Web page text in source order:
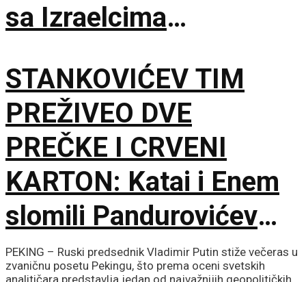
sa Izraelcima
STANKOVIĆEV TIM
PREŽIVEO DVE
PREČKE I CRVENI
KARTON: Katai i Enem
slomili Pandurovićev
bedem, Pazarci
PEKING – Ruski predsednik Vladimir Putin stiže večeras u
zvaničnu posetu Pekingu, što prema oceni svetskih
analitičara predstavlja jedan od najvažnijih geopolitičkih